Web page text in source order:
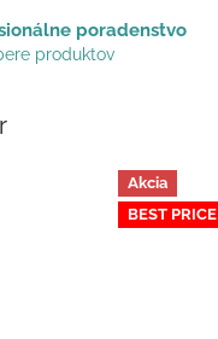
poradenstvo
produktov
Akcia
BEST PRICE